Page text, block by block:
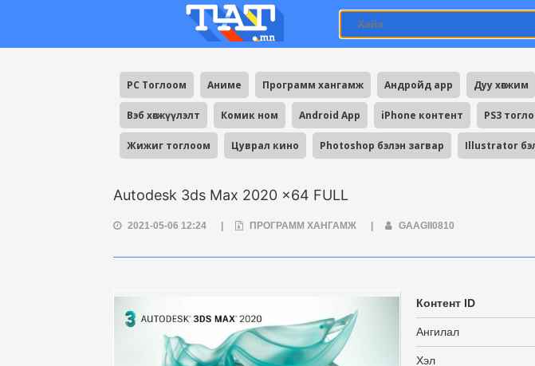
PC Тоглоом Аниме Программ хангамж Андройд app Дуу хөгжим
Вэб хөгжүүлэлт Комик ном Android App iPhone контент PS3
Жижиг тоглоом Цуврал кино Photoshop бэлэн загвар Illustrator
Autodesk 3ds Max 2020 x64 FULL
2021-05-06 12:24 ПРОГРАММ ХАНГАМЖ GAAGII0810
Контент ID
Ангилал
Хэл